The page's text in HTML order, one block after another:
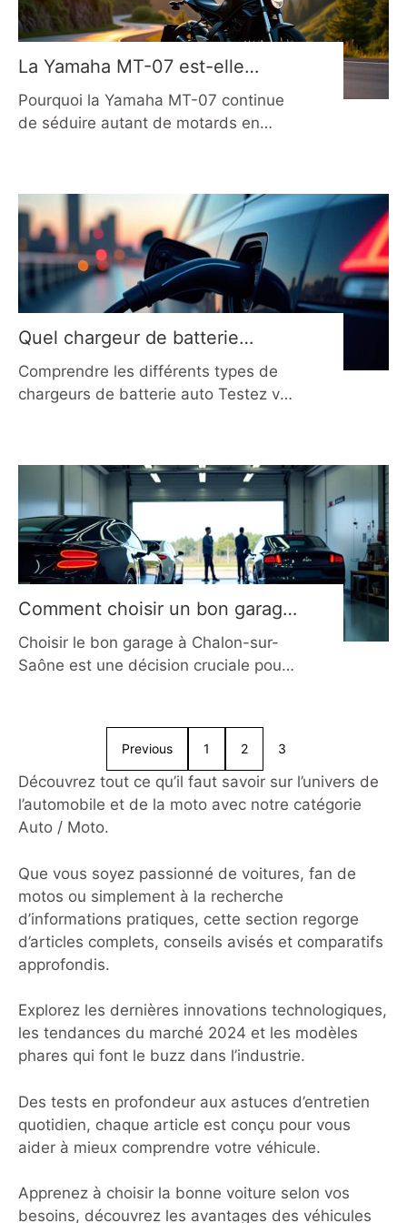
hauteur de caisse d’un
La Yamaha MT-07 est-elle
toujours la référence en 2026 ?
Pourquoi la Yamaha MT-07 continue
de séduire autant de motards en
une référence incontournable sur le
marché des roadsters de moyenne
cylindrée. En 2026, elle capitalise
toujours sur une formule gagnante :
un poids plume, une agilité
déconcertante et un moteur CP2
coupleux et
Quel chargeur de batterie
voiture choisir en 2026 et
comment l’utiliser ?
Comprendre les différents types de
chargeurs de batterie auto Testez vos
adapte automatiquement le courant
de charge en fonction de l’état de la
batterie ? Le chargeur manuel Le
chargeur automatique Le chargeur-
mainteneur Question 2 : Quel
chargeur est le plus adapté pour une
Comment choisir un bon garage
à Chalon-sur-Saône en 2026 ?
Choisir le bon garage à Chalon-sur-
Saône est une décision cruciale pour
2026, les automobilistes disposent
d’un large éventail d’options, allant
des centres auto généralistes aux
garages indépendants spécialisés.
Cependant, avec autant de choix, il
les prestations,
Previous 1 2 3
Découvrez tout ce qu’il faut savoir sur l’univers de
l’automobile et de la moto avec notre catégorie
Auto / Moto.
Que vous soyez passionné de voitures, fan de
motos ou simplement à la recherche
d’informations pratiques, cette section regorge
d’articles complets, conseils avisés et comparatifs
approfondis.
Explorez les dernières innovations technologiques,
les tendances du marché 2024 et les modèles
phares qui font le buzz dans l’industrie.
Des tests en profondeur aux astuces d’entretien
quotidien, chaque article est conçu pour vous
aider à mieux comprendre votre véhicule.
Apprenez à choisir la bonne voiture selon vos
besoins, découvrez les avantages des véhicules